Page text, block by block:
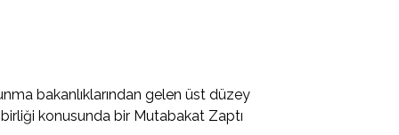
bakanlıklarından gelen üst düzey
konusunda bir Mutabakat Zaptı